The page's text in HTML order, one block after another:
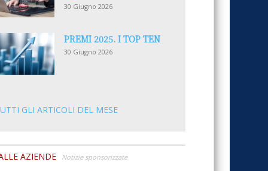
30 Giugno 2026
PREMI 2025. I TOP TEN
30 Giugno 2026
GLI ARTICOLI DEL MESE
AZIENDE Notizie sponsorizzate